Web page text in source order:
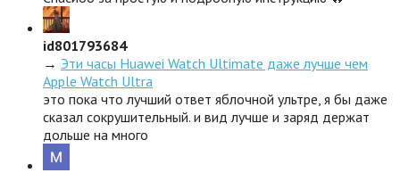
id801793684
→ Эти часы Huawei Watch Ultimate даже лучше чем
Apple Watch Ultra
это пока что лучший ответ яблочной ультре, я бы даже
сказал сокрушительный. и вид лучше и заряд держат
дольше на много